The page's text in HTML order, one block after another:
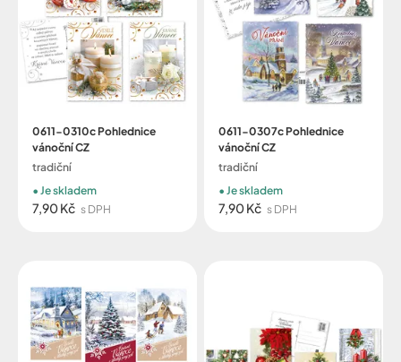
0611-0310c Pohlednice
vánoční CZ
tradiční
7,90 Kč s DPH
Je skladem
0611-0307c Pohlednice
vánoční CZ
tradiční
7,90 Kč s DPH
Je skladem